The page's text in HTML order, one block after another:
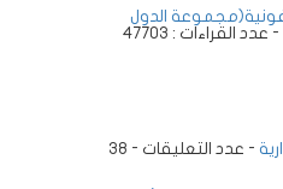
الدول
- عدد القراءات : 47703
- عدد التعليقات - 38